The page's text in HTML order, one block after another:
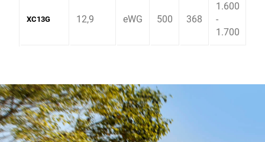
XC13G 12,9 eWG 500 368
1.600
-
1.700